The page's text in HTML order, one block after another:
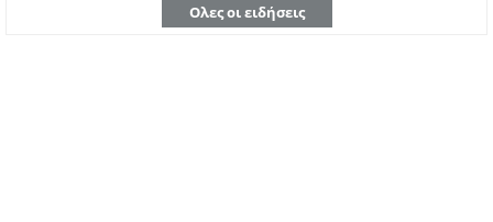
Ολες οι ειδήσεις